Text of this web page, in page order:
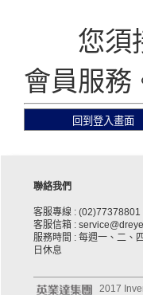
您須接
會員服務
聯絡我們
客服專線 : (02)77378801
客服信箱 :
服務時間 : 每週一、二、
日休息
2017